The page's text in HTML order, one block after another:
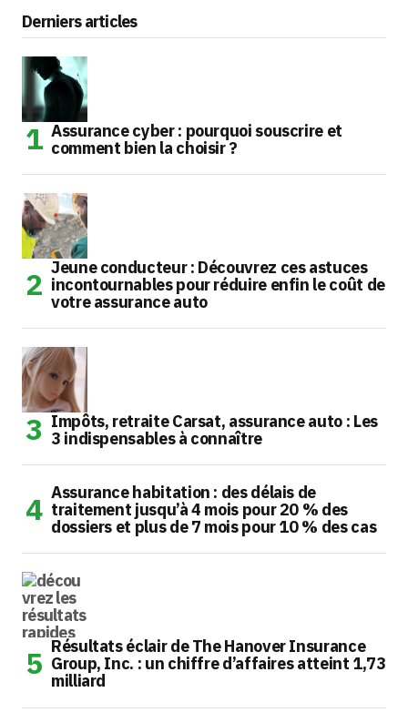
Derniers articles
Assurance cyber : pourquoi souscrire et
comment bien la choisir ?
Jeune conducteur : Découvrez ces astuces
incontournables pour réduire enfin le coût de
votre assurance auto
Impôts, retraite Carsat, assurance auto : Les
3 indispensables à connaître
Assurance habitation : des délais de
traitement jusqu’à 4 mois pour 20 % des
dossiers et plus de 7 mois pour 10 % des cas
Résultats éclair de The Hanover Insurance
Group, Inc. : un chiffre d’affaires atteint 1,73
milliard